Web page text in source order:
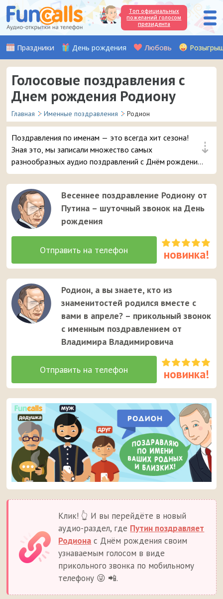
Топ официальных
пожеланий голосом
президента
Праздники День рождения Любовь
Голосовые поздравления с
Днем рождения Родиону
Главная Именные поздравления Родион
⇣
Поздравления по именам — это всегда хит сезона!
Зная это, мы записали множество самых
разнообразных аудио поздравлений с Днём рождения,
чтобы вы могли с выдумкой поздравить вашего друга
или знакомого с именем Родион. Выбирайте лучшее
поздравление и в 3 клика отправляйте его на телефон
парню.
Весеннее поздравление Родиону от
Путина – шуточный звонок на День
рождения
Родион, а вы знаете, кто из
знаменитостей родился вместе с
вами в апреле? – прикольный звонок
с именным поздравлением от
Владимира Владимировича
Клик! 👆 И вы перейдёте в новый
аудио-раздел, где Путин поздравляет
Родиона с Днём рождения своим
узнаваемым голосом в виде
прикольного звонка по мобильному
телефону 😜 📲.